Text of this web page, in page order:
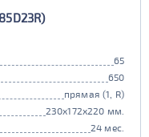
65
650
прямая (1, R)
230x172x220 мм.
24 мес.